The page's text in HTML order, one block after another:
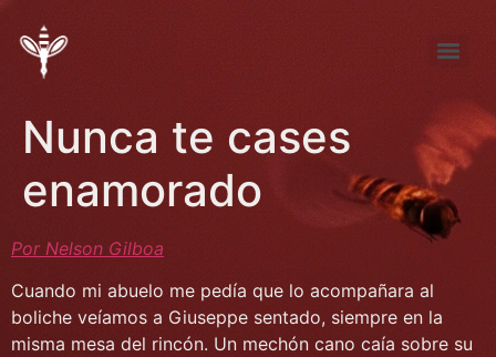
Nunca te cases
enamorado
Por Nelson Gilboa
Cuando mi abuelo me pedía que lo acompañara al
boliche veíamos a Giuseppe sentado, siempre en la
misma mesa del rincón. Un mechón cano caía sobre su